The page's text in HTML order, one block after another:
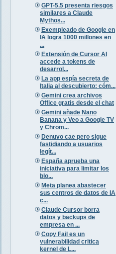
GPT-5.5 presenta riesgos
similares a Claude
Mythos...
Exempleado de Google en
IA logra 1000 millones en
...
Extensión de Cursor AI
accede a tokens de
desarrol...
La app espía secreta de
Italia al descubierto: cóm...
Gemini crea archivos
Office gratis desde el chat
Gemini añade Nano
Banana y Veo a Google TV
y Chrom...
Denuvo cae pero sigue
fastidiando a usuarios
legít...
España aprueba una
iniciativa para limitar los
blo...
Meta planea abastecer
sus centros de datos de IA
c...
Claude Cursor borra
datos y backups de
empresa en ...
Copy Fail es un
vulnerabilidad critica
kernel de L...